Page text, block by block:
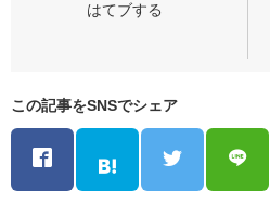
この記事をSNSでシェア